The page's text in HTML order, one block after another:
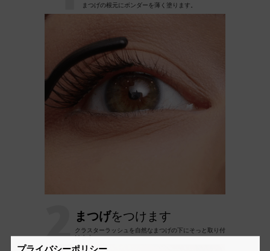
まつげの根元にボンダーを薄く塗ります。
2 まつげをつけます
クラスターラッシュを自然なまつげの下にそっと取り付
けます
プライバシーポリシー